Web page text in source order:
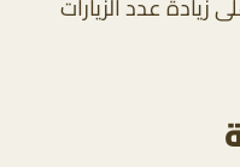
عدد الزيارات